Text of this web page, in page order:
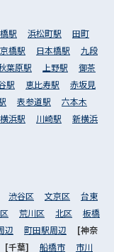
駅 浜松町駅
田町
京橋駅 日本橋駅
九段
葉原駅 上野駅
御茶
駅 恵比寿駅
赤坂見
表参道駅
六本木
横浜駅 川崎駅
新横浜
渋谷区 文京区
台東
荒川区 北区
板橋
辺 町田駅周辺
[神奈
[千葉] 船橋市 市川